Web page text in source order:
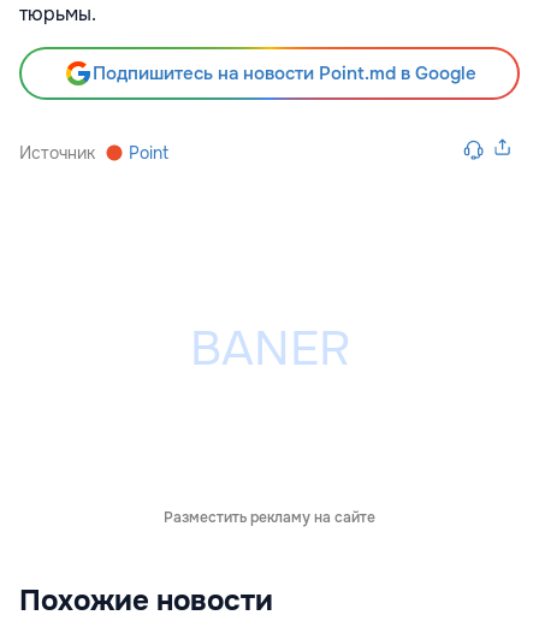
тюрьмы.
Подпишитесь на новости Point.md в Google
Источник Point
Разместить рекламу на сайте
Похожие новости